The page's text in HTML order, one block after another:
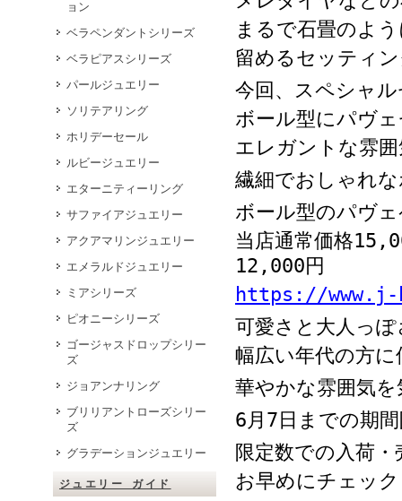
ョン
ベラペンダントシリーズ
ベラピアスシリーズ
パールジュエリー
ソリテアリング
ホリデーセール
ルビージュエリー
エターニティーリング
サファイアジュエリー
アクアマリンジュエリー
エメラルドジュエリー
ミアシリーズ
ピオニーシリーズ
ゴージャスドロップシリー
ズ
ジョアンナリング
ブリリアントローズシリー
ズ
グラデーションジュエリー
ジュエリー ガイド
まるで石畳のよ
留めるセッティ
今回、スペシャ
ボール型にパヴ
エレガントな雰
繊細でおしゃれ
ボール型のパヴ
当店通常価格
12,000 円
https://www.j-
可愛さと大人っ
幅広い年代の方
華やかな雰囲気
6月 7 日までの期
限定数での入荷
お早めにチェッ